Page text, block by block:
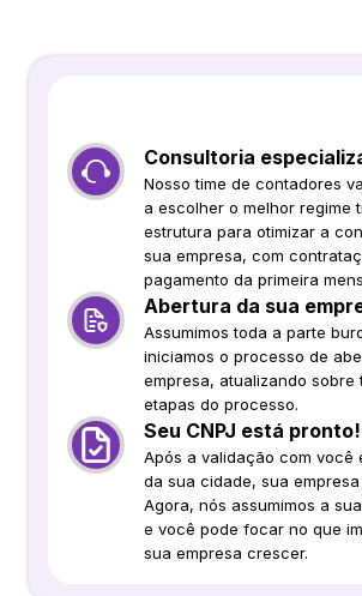
Consultoria
Nosso time de contadores
a escolher o melhor regime
estrutura para otimizar a
sua empresa, com
pagamento da primeira
Abertura da sua
Assumimos toda a parte
iniciamos o processo de
empresa, atualizando sobre
etapas do processo.
Seu CNPJ está pronto!
Após a validação com você
da sua cidade, sua
Agora, nós assumimos a
e você pode focar no que
sua empresa crescer.